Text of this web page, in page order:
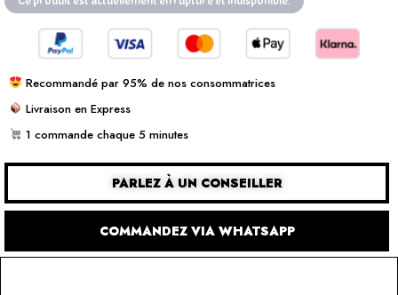
Recommandé par 95% de nos consommatrices
Livraison en Express
1 commande chaque 5 minutes
PARLEZ À UN CONSEILLER
COMMANDEZ VIA WHATSAPP